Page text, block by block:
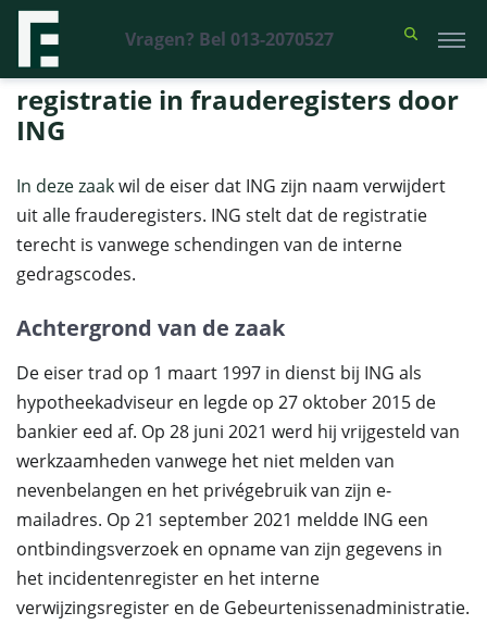
Vragen? Bel 013-2070527
Financieel Recht Advocaten >Uitspraken>registratie in
frauderegisters door ING
registratie in frauderegisters door
ING
In deze zaakwil de eiser dat ING zijn naam verwijdert
uit alle frauderegisters. ING stelt dat de registratie
terecht is vanwege schendingen van de interne
gedragscodes.
Achtergrond van de zaak
De eiser trad op 1 maart 1997 in dienst bij ING als
hypotheekadviseur en legde op 27 oktober 2015 de
bankier eed af. Op 28 juni 2021 werd hij vrijgesteld van
werkzaamheden vanwege het niet melden van
nevenbelangen en het privégebruik van zijn e-
mailadres. Op 21 september 2021 meldde ING een
ontbindingsverzoek en opname van zijn gegevens in
het incidentenregister en het interne
verwijzingsregister en de Gebeurtenissenadministratie.